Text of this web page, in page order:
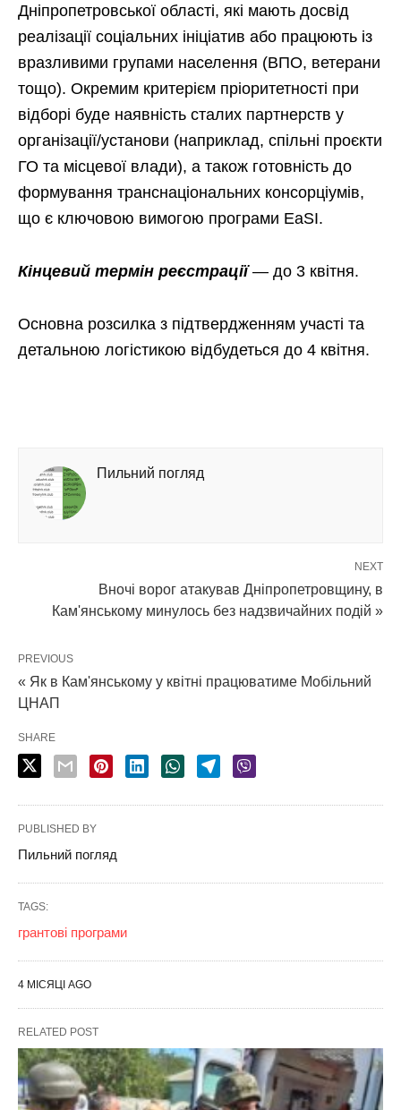
Дніпропетровської області, які мають досвід
реалізації соціальних ініціатив або працюють із
вразливими групами населення (ВПО, ветерани
тощо). Окремим критерієм пріоритетності при
відборі буде наявність сталих партнерств у
організації/установи (наприклад, спільні проєкти
ГО та місцевої влади), а також готовність до
формування транснаціональних консорціумів,
що є ключовою вимогою програми EaSI.
Кінцевий термін реєстрації— до 3 квітня.
Основна розсилка з підтвердженням участі та
детальною логістикою відбудеться до 4 квітня.
Пильний погляд
NEXT
Вночі ворог атакував Дніпропетровщину, в
Кам'янському минулось без надзвичайних подій »
PREVIOUS
« Як в Кам'янському у квітні працюватиме Мобільний
ЦНАП
SHARE
PUBLISHED BY
Пильний погляд
TAGS:
грантові програми
4 МІСЯЦІ AGO
RELATED POST